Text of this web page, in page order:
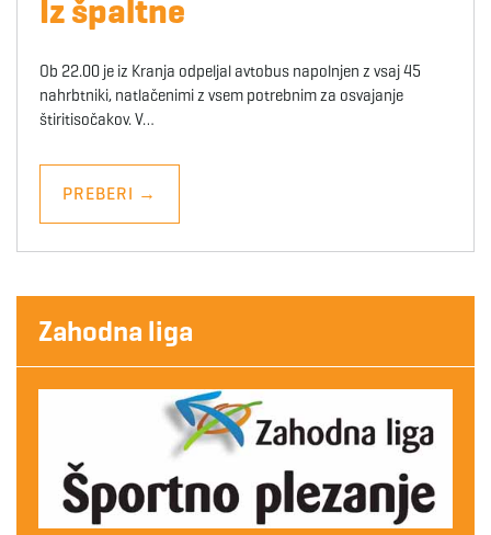
Iz špaltne
Ob 22.00 je iz Kranja odpeljal avtobus napolnjen z vsaj 45
nahrbtniki, natlačenimi z vsem potrebnim za osvajanje
štiritisočakov. V…
PREBERI →
Zahodna liga